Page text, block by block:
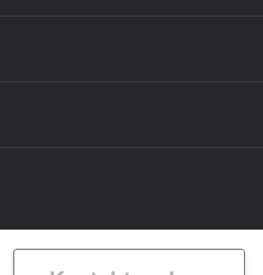
29-31, 1456 København